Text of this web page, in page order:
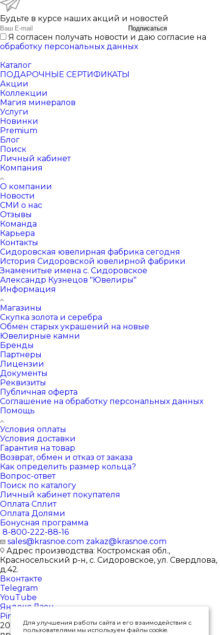
Будьте в курсе наших акций и новостей
Подписаться
Я согласен получать новости и даю согласие на
обработку персональных данных
Каталог
ПОДАРОЧНЫЕ СЕРТИФИКАТЫ
Акции
Коллекции
Магия минералов
Услуги
Новинки
Premium
Блог
Поиск
Личный кабинет
Компания
О компании
Новости
СМИ о нас
Отзывы
Команда
Карьера
Контакты
Сидоровская ювелирная фабрика сегодня
История Сидоровской ювелирной фабрики
Знаменитые имена с. Сидоровское
Александр Кузнецов "Ювелиры"
Информация
Магазины
Скупка золота и серебра
Обмен старых украшений на новые
Ювелирные камни
Бренды
Партнеры
Лицензии
Документы
Реквизиты
Публичная оферта
Соглашение на обработку персональных данных
Помощь
Условия оплаты
Условия доставки
Гарантия на товар
Возврат, обмен и отказ от заказа
Как определить размер кольца?
Вопрос-ответ
Поиск по каталогу
Личный кабинет покупателя
Оплата Сплит
Оплата Долями
Бонусная программа
8-800-222-88-16
sales@krasnoe.com zakaz@krasnoe.com
Адрес производства: Костромская обл.,
Красносельский р-н, с. Сидоровское, ул. Свердлова,
д.42.
Вконтакте
Telegram
YouTube
Яндекс.Дзен
Pinterest
2026 © Интернет-магазин ювелирных изделий от
Для улучшения работы сайта и его взаимодействия с
пользователями мы используем файлы cookie.